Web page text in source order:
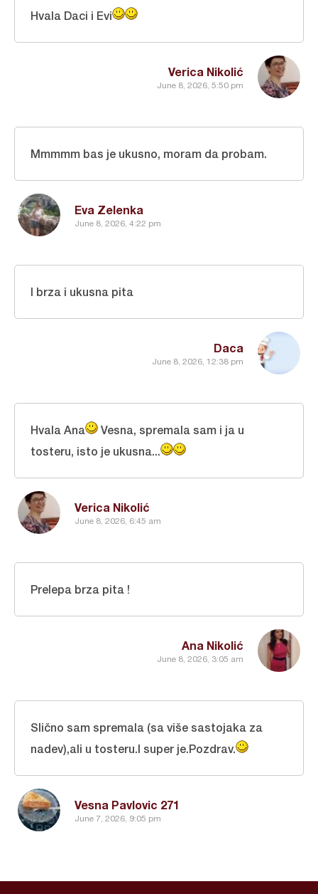
Verica Nikolić
June 8, 2026, 5:50 pm
Hvala Daci i Evi
Eva Zelenka
June 8, 2026, 4:22 pm
Mmmmm bas je ukusno, moram da probam.
Daca
June 8, 2026, 12:38 pm
I brza i ukusna pita
Verica Nikolić
June 8, 2026, 6:45 am
Hvala Ana
Vesna, spremala sam i ja u
tosteru, isto je ukusna...
Ana Nikolić
June 8, 2026, 3:05 am
Prelepa brza pita !
Vesna Pavlovic 271
June 7, 2026, 9:05 pm
Slično sam spremala (sa više sastojaka za
nadev),ali u tosteru.I super je.Pozdrav.